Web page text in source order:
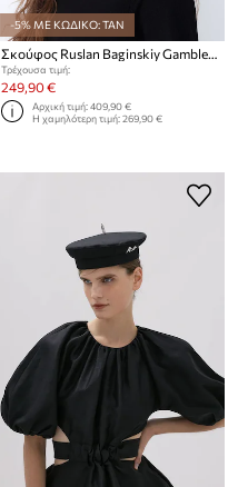
-5% ΜΕ ΚΩΔΙΚΟ: TAN
Σκούφος Ruslan Baginskiy Gambler Hat
Τρέχουσα τιμή:
249,90 €
Αρχική τιμή:409,90 €
Η χαμηλότερη τιμή:269,90 €